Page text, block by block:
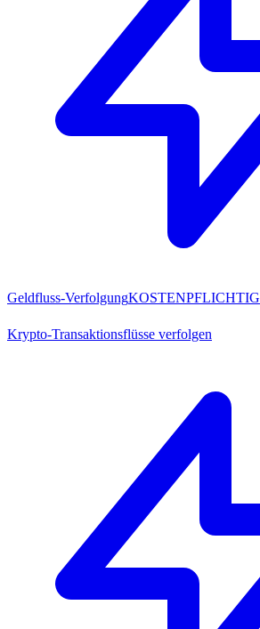
Geldfluss-VerfolgungKOSTENPFLICHTIG
Krypto-Transaktionsflüsse verfolgen